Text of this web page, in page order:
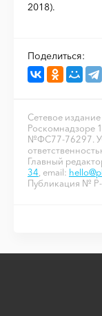
2018).
Поделиться:
Сетевое
Роскомнадзоре
№ФС77-76297.
Главный
34 , email:
Публикация №